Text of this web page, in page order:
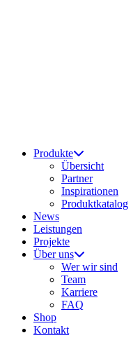
Produkte
Übersicht
Partner
Inspirationen
Produktkatalog
News
Leistungen
Projekte
Über uns
Wer wir sind
Team
Karriere
FAQ
Shop
Kontakt